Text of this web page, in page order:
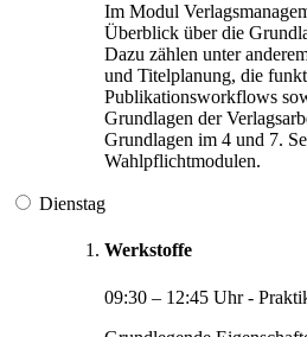
Im Modul
Überblick über die
Dazu zählen unter
und Titelplanung, die
Publikationsworkflows
Grundlagen der
Grundlagen im 4 und 7.
Wahlpflichtmodulen.
Dienstag
Werkstoffe
09:30 – 12:45 Uhr -